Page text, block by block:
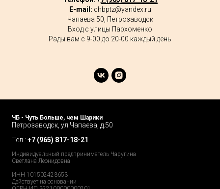
E-mail: chbptz@yandex.ru
Чапаева 50, Петрозаводск
Вход с улицы Пархоменко
Рады вам с 9-00 до 20-00 каждый день
ЧБ - Чуть Больше, чем Шарики
Петрозаводск, ул.Чапаева, д.50
Тел.: +7 (965) 817-18-21
Индивидуальный предприниматель Чаругина
Светлана Леонидовна
ИНН 101502423653
Действует на основании